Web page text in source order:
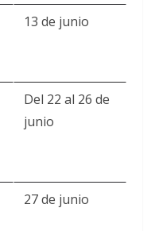
13 de junio
Del 22 al 26 de
junio
27 de junio